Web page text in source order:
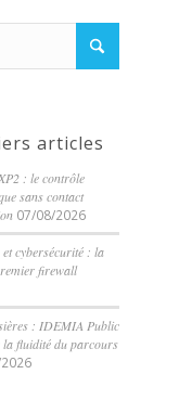
articles
: le contrôle
sans contact
07/08/2026
et cybersécurité : la
firewall
: IDEMIA Public
la fluidité du parcours